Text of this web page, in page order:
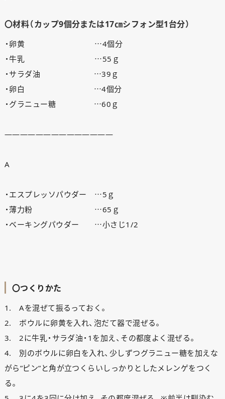
〇材料（カップ9個分または17㎝シフォン型1台分）
・卵黄 …4個分
・牛乳 …55ｇ
・サラダ油 …39ｇ
・卵白 …4個分
・グラニュー糖 …60ｇ
——————————————
A
・エスプレッソパウダー …5ｇ
・薄力粉 …65ｇ
・ベーキングパウダー …小さじ1/2
〇つくりかた
1. Aを混ぜて振るっておく。
2. ボウルに卵黄を入れ、泡だて器で混ぜる。
3. 2に牛乳・サラダ油・1を加え、その都度よく混ぜる。
4. 別のボウルに卵白を入れ、少しずつグラニュー糖を加えな
がら”ピン”と角が立つくらいしっかりとしたメレンゲをつく
る。